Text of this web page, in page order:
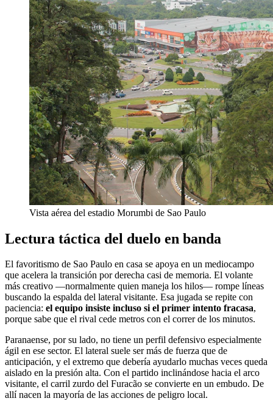
Vista aérea del estadio Morumbi de Sao Paulo
Lectura táctica del duelo en banda
El favoritismo de Sao Paulo en casa se apoya en un mediocampo
que acelera la transición por derecha casi de memoria. El volante
más creativo —normalmente quien maneja los hilos— rompe líneas
buscando la espalda del lateral visitante. Esa jugada se repite con
paciencia: el equipo insiste incluso si el primer intento fracasa,
porque sabe que el rival cede metros con el correr de los minutos.
Paranaense, por su lado, no tiene un perfil defensivo especialmente
ágil en ese sector. El lateral suele ser más de fuerza que de
anticipación, y el extremo que debería ayudarlo muchas veces queda
aislado en la presión alta. Con el partido inclinándose hacia el arco
visitante, el carril zurdo del Furacão se convierte en un embudo. De
allí nacen la mayoría de las acciones de peligro local.